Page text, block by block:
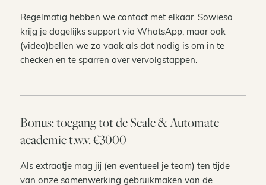
Regelmatig hebben we contact met elkaar. Sowieso
krijg je dagelijks support via WhatsApp, maar ook
(video)bellen we zo vaak als dat nodig is om in te
checken en te sparren over vervolgstappen.
Bonus: toegang tot de Scale & Automate
academie t.w.v. €3000
Als extraatje mag jij (en eventueel je team) ten tijde
van onze samenwerking gebruikmaken van de